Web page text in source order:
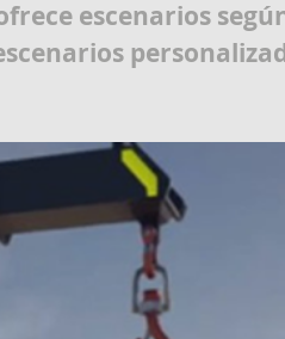
escenarios